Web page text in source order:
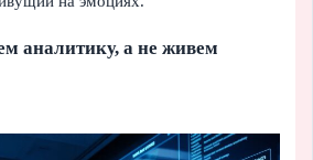
аналитику, а не живем